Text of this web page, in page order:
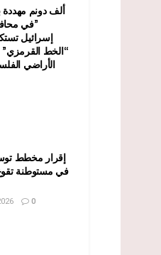
في محافظة طوباس”
إسرائيل
“الخط
الأراضي
إقرار مخطط
في مستوطنة
0